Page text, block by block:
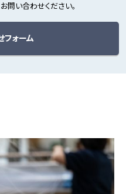
問い合わせください。
フォーム